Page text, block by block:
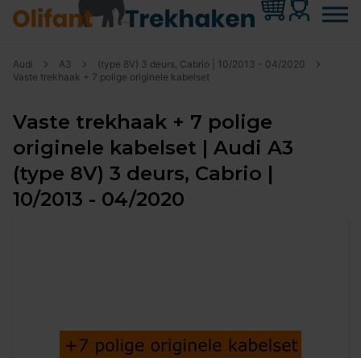
Audi A3
(type 8V) 3 deurs, Cabrio | 10/2013 - 04/2020
Vaste trekhaak + 7 polige originele kabelset
Vaste trekhaak + 7 polige
originele kabelset | Audi A3
(type 8V) 3 deurs, Cabrio |
10/2013 - 04/2020